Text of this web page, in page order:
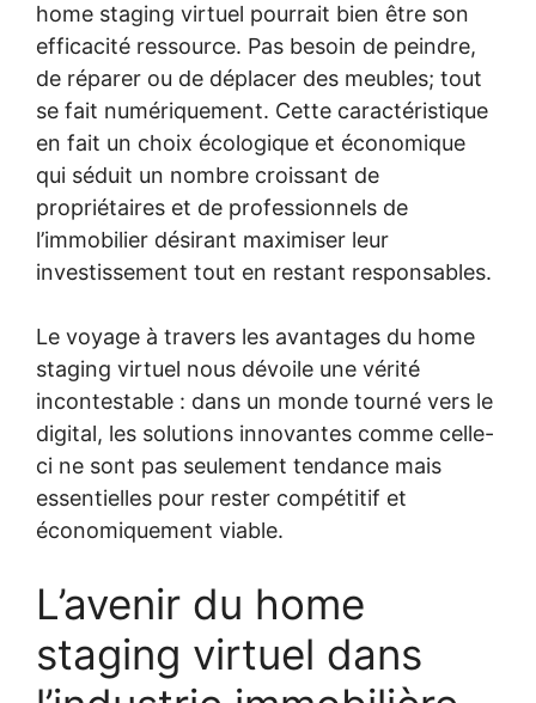
home staging virtuel pourrait bien être son
efficacité ressource. Pas besoin de peindre,
de réparer ou de déplacer des meubles; tout
se fait numériquement. Cette caractéristique
en fait un choix écologique et économique
qui séduit un nombre croissant de
propriétaires et de professionnels de
l’immobilier désirant maximiser leur
investissement tout en restant responsables.
Le voyage à travers les avantages du home
staging virtuel nous dévoile une vérité
incontestable : dans un monde tourné vers le
digital, les solutions innovantes comme celle-
ci ne sont pas seulement tendance mais
essentielles pour rester compétitif et
économiquement viable.
L’avenir du home
staging virtuel dans